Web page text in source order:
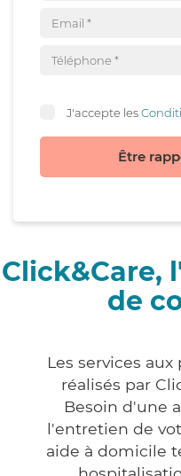
J'accepte les
Être
Click&Care,
de
Les services
réalisés par
Besoin d'une
l'entretien de
aide à domicile